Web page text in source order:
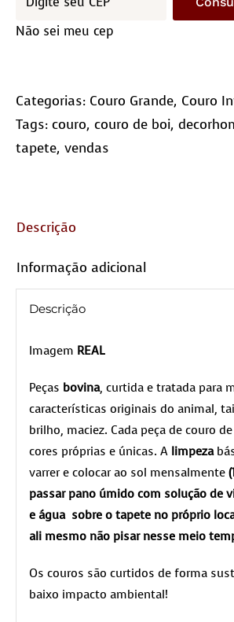
(medida
aproximada)
Não sei meu cep
Categorias: Couro Grande, Couro
Tags: couro, couro de boi,
tapete, vendas
Descrição
Informação adicional
Descrição
Imagem REAL
Peças bovina, curtida e tratada para
características originais do animal,
brilho, maciez. Cada peça de couro
cores próprias e únicas. A limpeza
varrer e colocar ao sol mensalmente
passar pano úmido com solução de
e água sobre o tapete no próprio
ali mesmo não pisar nesse meio
Os couros são curtidos de forma
baixo impacto ambiental!